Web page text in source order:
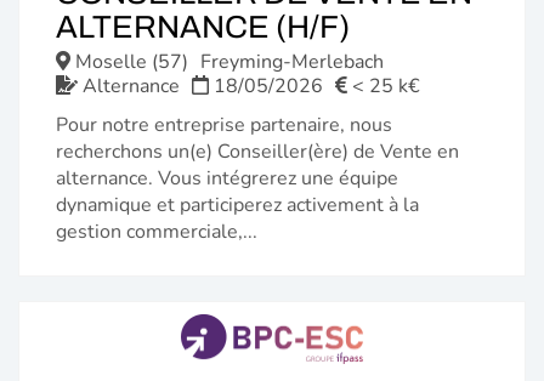
ALTERNANCE (H/F)
FENÊTRE)
Moselle (57) Freyming-Merlebach
Alternance
18/05/2026
< 25 k€
Pour notre entreprise partenaire, nous
recherchons un(e) Conseiller(ère) de Vente en
alternance. Vous intégrerez une équipe
dynamique et participerez activement à la
gestion commerciale,...